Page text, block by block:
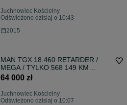
DIESEL+ELEKTRYK / DRUKARKA /
2015 ROK !! HAKÓWKA / Drukarka
kosz paletowy / SAF
Juchnowiec Kościelny
Odświeżono dzisiaj o 10:43
2015
MAN TGX 18.460 RETARDER /
MEGA / TYLKO 568 149 KM
PRZEBIEGU / LOW DECK / 2
LODÓWKA / BARDZO ŁADNE
OPONY / 2018 ROK !! Low Deck /
64 000 zł
Juchnowiec Kościelny
Odświeżono dzisiaj o 10:07